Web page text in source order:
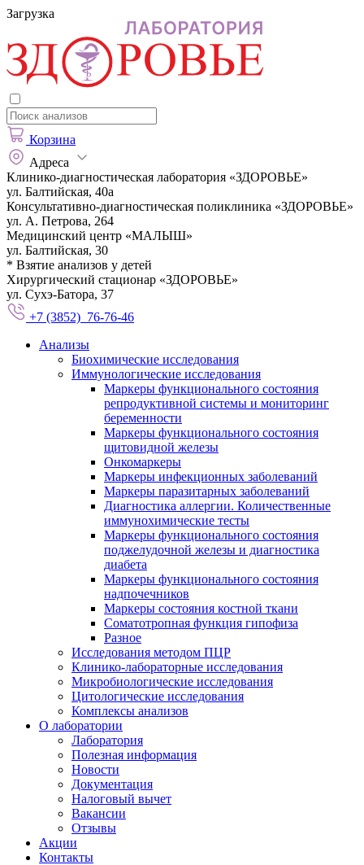
Загрузка
Корзина
Адреса
Клинико-диагностическая лаборатория «ЗДОРОВЬЕ»
ул. Балтийская, 40а
Консультативно-диагностическая поликлиника «ЗДОРОВЬЕ»
ул. А. Петрова, 264
Медицинский центр «МАЛЫШ»
ул. Балтийская, 30
* Взятие анализов у детей
Хирургический стационар «ЗДОРОВЬЕ»
ул. Сухэ-Батора, 37
+7 (3852) 76-76-46
Анализы
Биохимические исследования
Иммунологические исследования
Маркеры функционального состояния
репродуктивной системы и мониторинг
беременности
Маркеры функционального состояния
щитовидной железы
Онкомаркеры
Маркеры инфекционных заболеваний
Маркеры паразитарных заболеваний
Диагностика аллергии. Количественные
иммунохимические тесты
Маркеры функционального состояния
поджелудочной железы и диагностика
диабета
Маркеры функционального состояния
надпочечников
Маркеры состояния костной ткани
Соматотропная функция гипофиза
Разное
Исследования методом ПЦР
Клинико-лабораторные исследования
Микробиологические исследования
Цитологические исследования
Комплексы анализов
О лаборатории
Лаборатория
Полезная информация
Новости
Документация
Налоговый вычет
Вакансии
Отзывы
Акции
Контакты